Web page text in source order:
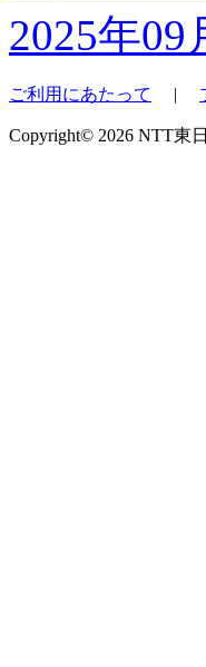
2025年09
ご利用にあたって |
Copyright© 2026 NTT東